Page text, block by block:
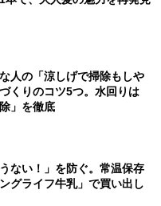
人の「涼しげで掃除もしや
くりのコツ5つ。水回りは
」を徹底
うない！」を防ぐ。常温保存
グライフ牛乳」で買い出し